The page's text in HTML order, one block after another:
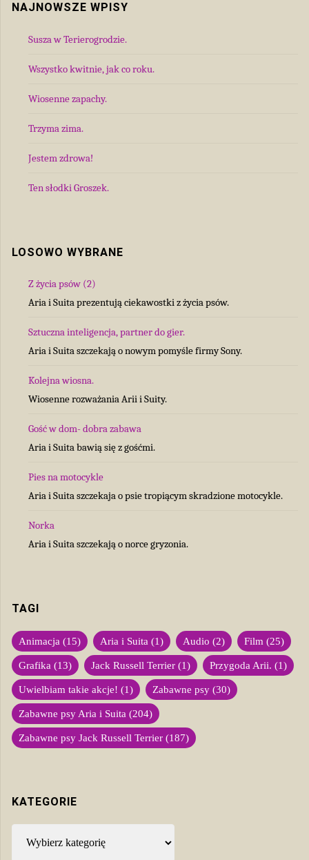
NAJNOWSZE WPISY
Susza w Terierogrodzie.
Wszystko kwitnie, jak co roku.
Wiosenne zapachy.
Trzyma zima.
Jestem zdrowa!
Ten słodki Groszek.
LOSOWO WYBRANE
Z życia psów (2)
Aria i Suita prezentują ciekawostki z życia psów.
Sztuczna inteligencja, partner do gier.
Aria i Suita szczekają o nowym pomyśle firmy Sony.
Kolejna wiosna.
Wiosenne rozważania Arii i Suity.
Gość w dom- dobra zabawa
Aria i Suita bawią się z gośćmi.
Pies na motocykle
Aria i Suita szczekaja o psie tropiącym skradzione motocykle.
Norka
Aria i Suita szczekają o norce gryzonia.
TAGI
Animacja (15) Aria i Suita (1) Audio (2) Film (25)
Grafika (13) Jack Russell Terrier (1) Przygoda Arii. (1)
Uwielbiam takie akcje! (1) Zabawne psy (30)
Zabawne psy Aria i Suita (204)
Zabawne psy Jack Russell Terrier (187)
KATEGORIE